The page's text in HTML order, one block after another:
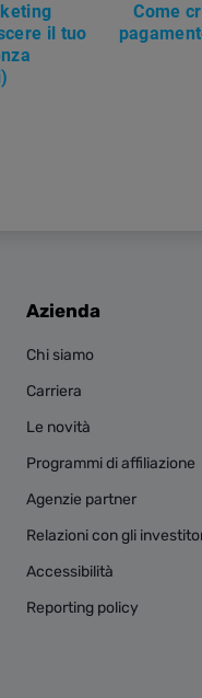
il tuo
Come
Azienda
Chi siamo
Carriera
Le novità
Programmi di affiliazione
Agenzie partner
Relazioni con gli
Accessibilità
Reporting policy